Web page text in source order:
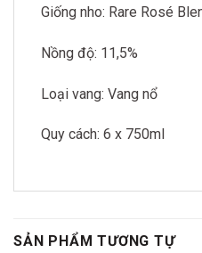
Giống nho: Rare Rosé
Nồng độ: 11,5%
Loại vang: Vang nổ
Quy cách: 6 x 750ml
SẢN PHẨM TƯƠNG TỰ